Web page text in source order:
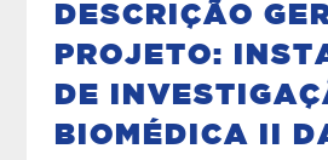
DESCRIÇÃO
PROJETO:
DE
BIOMÉDICA II